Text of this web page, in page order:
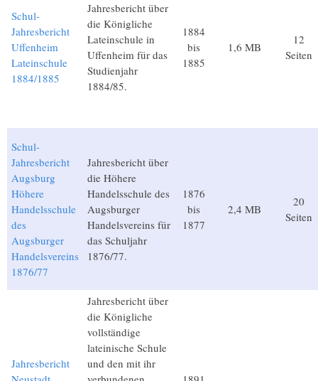
Schul-
Jahresbericht
Uffenheim
Lateinschule
1884/1885
Jahresbericht über
die Königliche
Lateinschule in
Uffenheim für das
Studienjahr
1884/85.
1884
bis
1885
1,6 MB
12
Seiten
Schul-
Jahresbericht
Augsburg
Höhere
Handelsschule
des
Augsburger
Handelsvereins
1876/77
Jahresbericht über
die Höhere
Handelsschule des
Augsburger
Handelsvereins für
das Schuljahr
1876/77.
1876
bis
1877
2,4 MB
20
Seiten
Jahresbericht
Jahresbericht über
die Königliche
vollständige
lateinische Schule
und den mit ihr